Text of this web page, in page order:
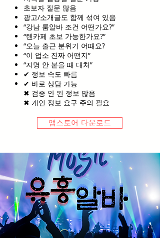
초보자 질문 많음
광고/소개글도 함께 섞여 있음
“강남 룸알바 조건 어떤가요?”
“텐카페 초보 가능한가요?”
“오늘 출근 분위기 어때요?
“이 업소 진짜 어떤지”
“지명 안 붙을 때 대처”
✔ 정보 속도 빠름
✔ 바로 상담 가능
✖ 검증 안 된 정보 많음
✖ 개인 정보 요구 주의 필요
앱스토어 다운로드